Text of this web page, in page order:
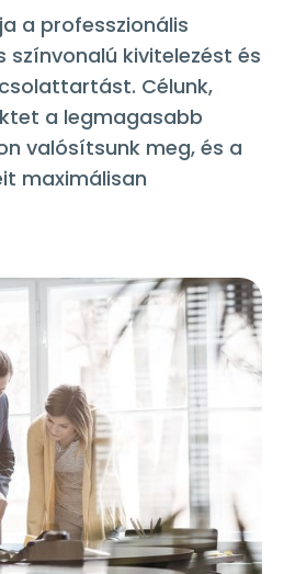
a professzionális
színvonalú kivitelezést és
Célunk,
a legmagasabb
valósítsunk meg, és a
maximálisan